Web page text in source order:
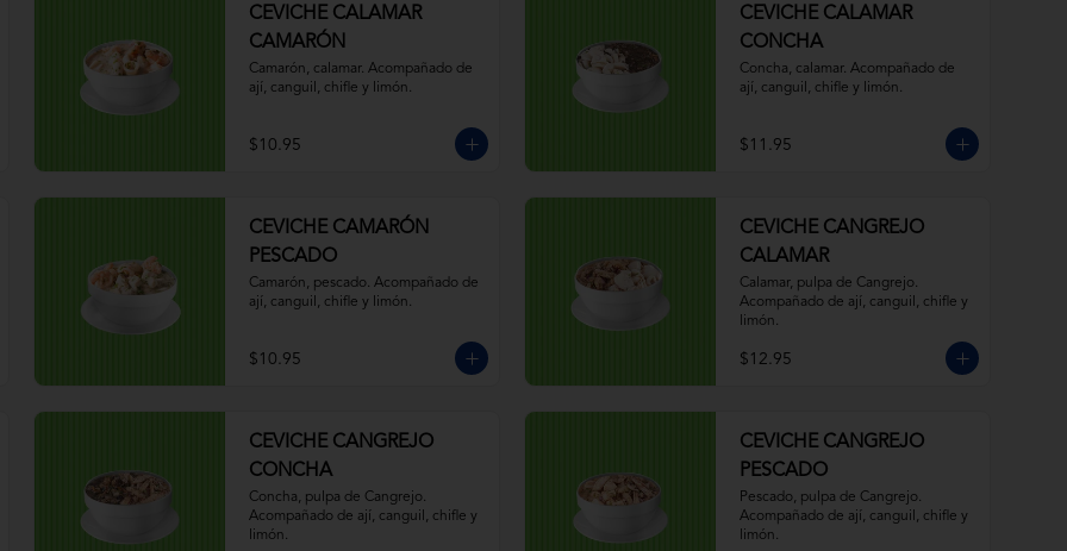
CEVICHE CALAMAR
CAMARÓN
Camarón, calamar. Acompañado de
ají, canguil, chifle y limón.
$10.95
CEVICHE CALAMAR
CONCHA
Concha, calamar. Acompañado de
ají, canguil, chifle y limón.
$11.95
CEVICHE CAMARÓN
PESCADO
Camarón, pescado. Acompañado de
ají, canguil, chifle y limón.
$10.95
CEVICHE CANGREJO
CALAMAR
Calamar, pulpa de Cangrejo.
Acompañado de ají, canguil, chifle y
limón.
$12.95
CEVICHE CANGREJO
CONCHA
Concha, pulpa de Cangrejo.
Acompañado de ají, canguil, chifle y
limón.
CEVICHE CANGREJO
PESCADO
Pescado, pulpa de Cangrejo.
Acompañado de ají, canguil, chifle y
limón.